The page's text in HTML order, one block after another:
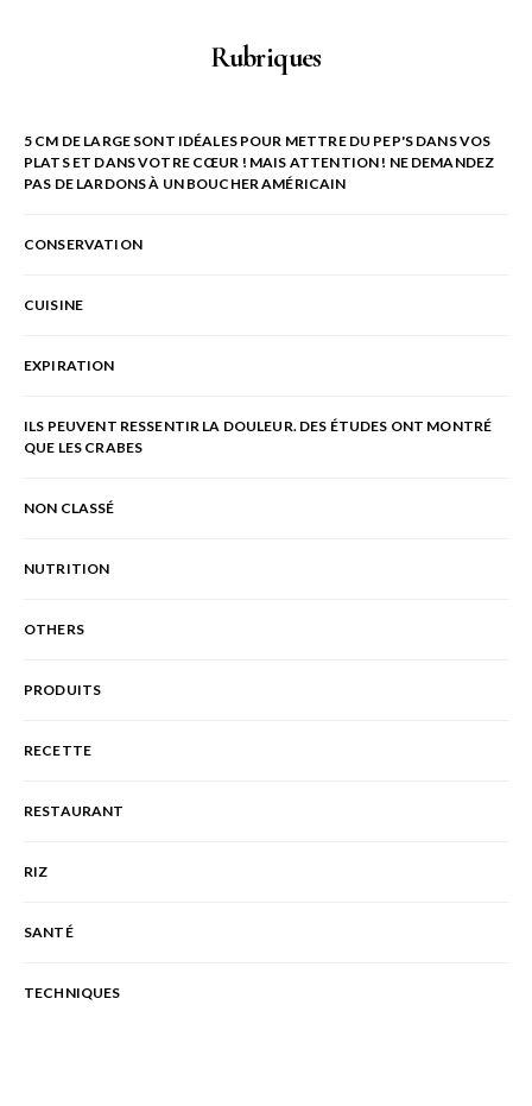
Rubriques
5 CM DE LARGE SONT IDÉALES POUR METTRE DU PEP'S DANS VOS
PLATS ET DANS VOTRE CŒUR ! MAIS ATTENTION ! NE DEMANDEZ
PAS DE LARDONS À UN BOUCHER AMÉRICAIN
CONSERVATION
CUISINE
EXPIRATION
ILS PEUVENT RESSENTIR LA DOULEUR. DES ÉTUDES ONT MONTRÉ
QUE LES CRABES
NON CLASSÉ
NUTRITION
OTHERS
PRODUITS
RECETTE
RESTAURANT
RIZ
SANTÉ
TECHNIQUES